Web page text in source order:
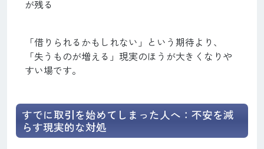
が残る
「借りられるかもしれない」という期待より、
「失うものが増える」現実のほうが大きくなりや
すい場です。
すでに取引を始めてしまった人へ：不安を減
らす現実的な対処